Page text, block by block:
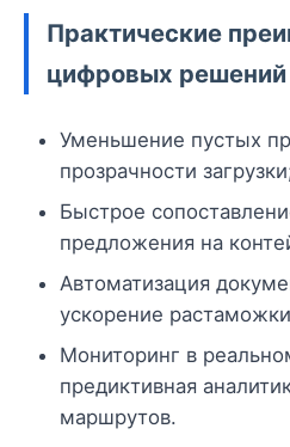
Практические
цифровых решений
Уменьшение пустых
прозрачности
Быстрое
предложения на
Автоматизация
ускорение
Мониторинг в
предиктивная
маршрутов.